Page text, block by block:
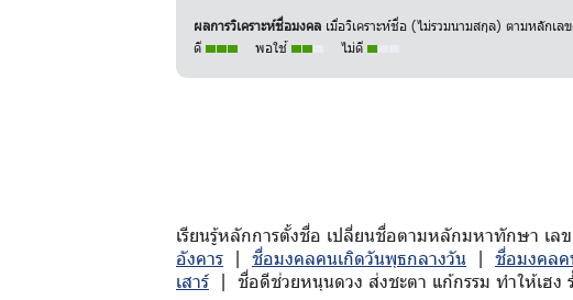
ผลการวิเคราะห์ชื่อมงคล เมื่อวิเคราะห์ชื่อ (ไม่รวมนามสกุล) ตามหลักเล
ดี
พอใช้ ไม่ดี
เรียนรู้หลักการตั้งชื่อ เปลี่ยนชื่อตามหลักมหาทักษา เล
อังคาร | ชื่อมงคลคนเกิดวันพุธกลางวัน | ชื่อมงคลค
เสาร์ | ชื่อดีช่วยหนุนดวง ส่งชะตา แก้กรรม ทำให้เฮง